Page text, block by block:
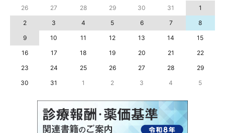
26 27 28 29 30 31
1
2
3 4 5 6 7
8
9
10 11 12 13 14
15
16
17 18 19 20 21
22
23
24 25 26 27 28
29
30
31 1 2 3 4 5